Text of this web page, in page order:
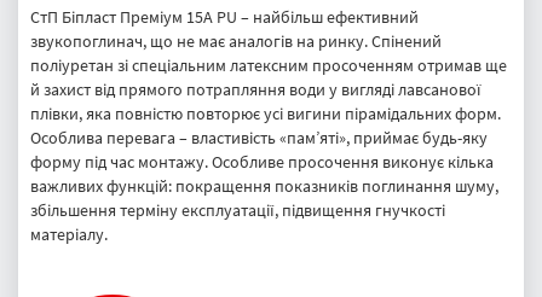
СтП Біпласт Преміум 15A PU – найбільш ефективний
звукопоглинач, що не має аналогів на ринку. Спінений
поліуретан зі спеціальним латексним просоченням отримав ще
й захист від прямого потрапляння води у вигляді лавсанової
плівки, яка повністю повторює усі вигини пірамідальних форм.
Особлива перевага – властивість «пам’яті», приймає будь-яку
форму під час монтажу. Особливе просочення виконує кілька
важливих функцій: покращення показників поглинання шуму,
збільшення терміну експлуатації, підвищення гнучкості
матеріалу.